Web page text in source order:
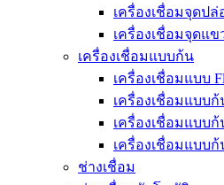
เครื่องเชื่อมจุดป
เครื่องเชื่อมจุดแข
เครื่องเชื่อมแบบก้น
เครื่องเชื่อมแบบ
เครื่องเชื่อมแบบ
เครื่องเชื่อมแบบ
เครื่องเชื่อมแบบ
ช่างเชื่อม